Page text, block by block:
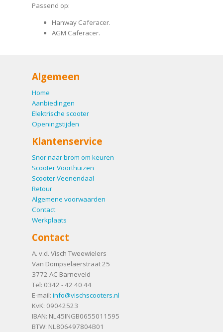
Passend op:
Hanway Caferacer.
AGM Caferacer.
Algemeen
Home
Aanbiedingen
Elektrische scooter
Openingstijden
Klantenservice
Snor naar brom om keuren
Scooter Voorthuizen
Scooter Veenendaal
Retour
Algemene voorwaarden
Contact
Werkplaats
Contact
A. v.d. Visch Tweewielers
Van Dompselaerstraat 25
3772 AC Barneveld
Tel: 0342 - 42 40 44
E-mail: info@vischscooters.nl
KvK: 09042523
IBAN: NL45INGB0655011595
BTW: NL806497804B01